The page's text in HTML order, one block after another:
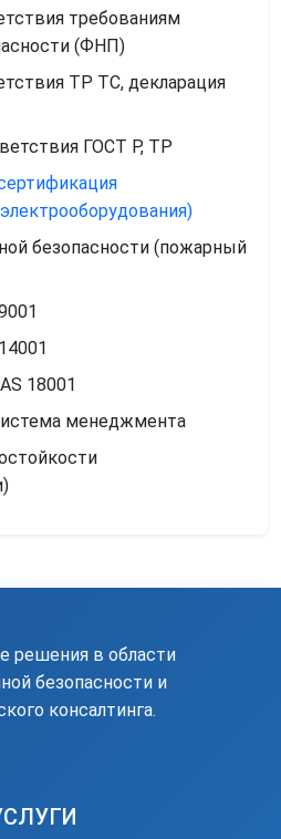
требованиям
(ФНП)
ТР ТС, декларация
ГОСТ Р, ТР
безопасности (пожарный
18001
менеджмента
решения в области
безопасности и
консалтинга.